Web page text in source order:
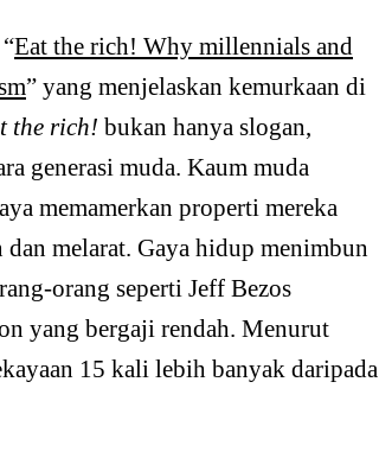
Eat the rich! Why millennials and
” yang menjelaskan kemurkaan di
the rich! bukan hanya slogan,
generasi muda. Kaum muda
memamerkan properti mereka
dan melarat. Gaya hidup menimbun
orang seperti Jeff Bezos
yang bergaji rendah. Menurut
15 kali lebih banyak daripada